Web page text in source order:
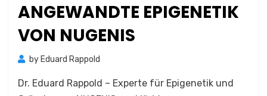
ANGEWANDTE EPIGENETIK
VON NUGENIS
by Eduard Rappold
Dr. Eduard Rappold – Experte für Epigenetik und